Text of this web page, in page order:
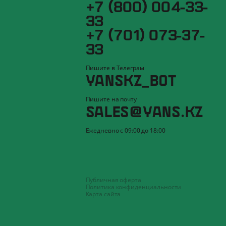
+7 (800) 004-33-
33
+7 (701) 073-37-
33
Пишите в Телеграм
YANSKZ_BOT
Пишите на почту
SALES@YANS.KZ
Ежедневно с 09:00 до 18:00
Публичная оферта
Политика конфиденциальности
Карта сайта